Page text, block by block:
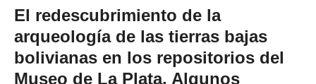
El redescubrimiento de la
arqueología de las tierras bajas
bolivianas en los repositorios del
Museo de La Plata. Algunos